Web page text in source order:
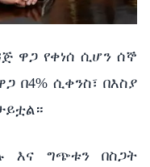
ዋጋ የቀነሰ ሲሆን ሰኞ
በ4% ሲቀንስ፣ በእስያ
ግጭቱን በስጋት